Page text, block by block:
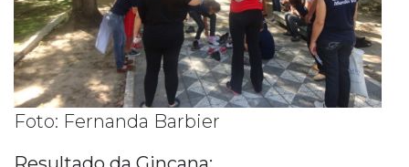
Foto: Fernanda Barbier